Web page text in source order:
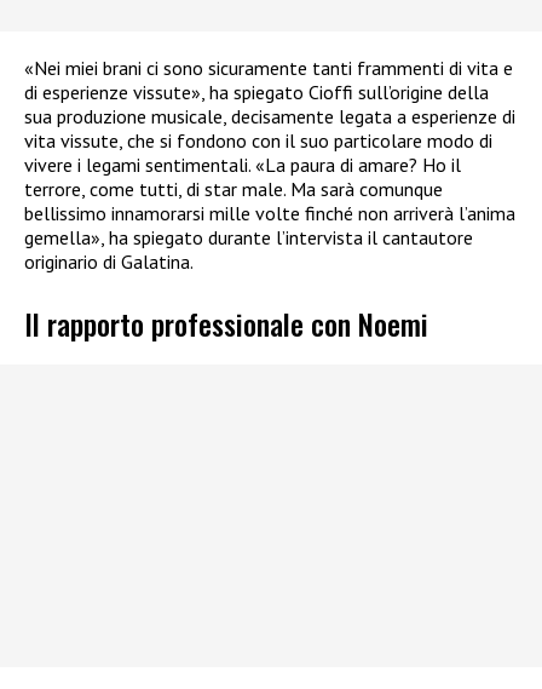
«Nei miei brani ci sono sicuramente tanti frammenti di vita e
di esperienze vissute», ha spiegato Cioffi sull’origine della
sua produzione musicale, decisamente legata a esperienze di
vita vissute, che si fondono con il suo particolare modo di
vivere i legami sentimentali. «La paura di amare? Ho il
terrore, come tutti, di star male. Ma sarà comunque
bellissimo innamorarsi mille volte finché non arriverà l’anima
gemella», ha spiegato durante l’intervista il cantautore
originario di Galatina.
Il rapporto professionale con Noemi